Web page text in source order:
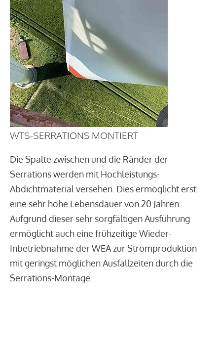
WTS-SERRATIONS MONTIERT
Die Spalte zwischen und die Ränder der
Serrations werden mit Hochleistungs-
Abdichtmaterial versehen. Dies ermöglicht erst
eine sehr hohe Lebensdauer von 20 Jahren.
Aufgrund dieser sehr sorgfältigen Ausführung
ermöglicht auch eine frühzeitige Wieder-
Inbetriebnahme der WEA zur Stromproduktion
mit geringst möglichen Ausfallzeiten durch die
Serrations-Montage.